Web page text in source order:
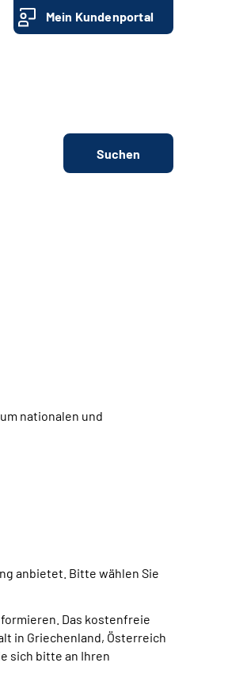
Mein Kundenportal
Suchen
nationalen und
anbietet. Bitte wählen Sie
Das kostenfreie
in Griechenland, Österreich
sich bitte an Ihren